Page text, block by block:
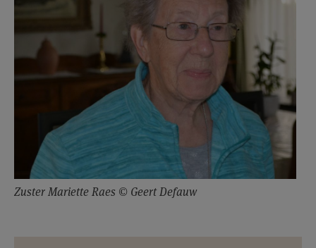
Zuster Mariette Raes © Geert Defauw